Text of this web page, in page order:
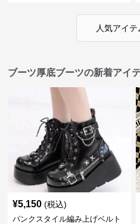
人気アイ
ブーツ厚底ブーツの新着アイ
¥5,150 (税込)
パンクスタイル編み上げベルト